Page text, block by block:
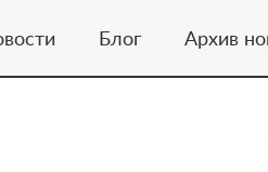
Блог Архив